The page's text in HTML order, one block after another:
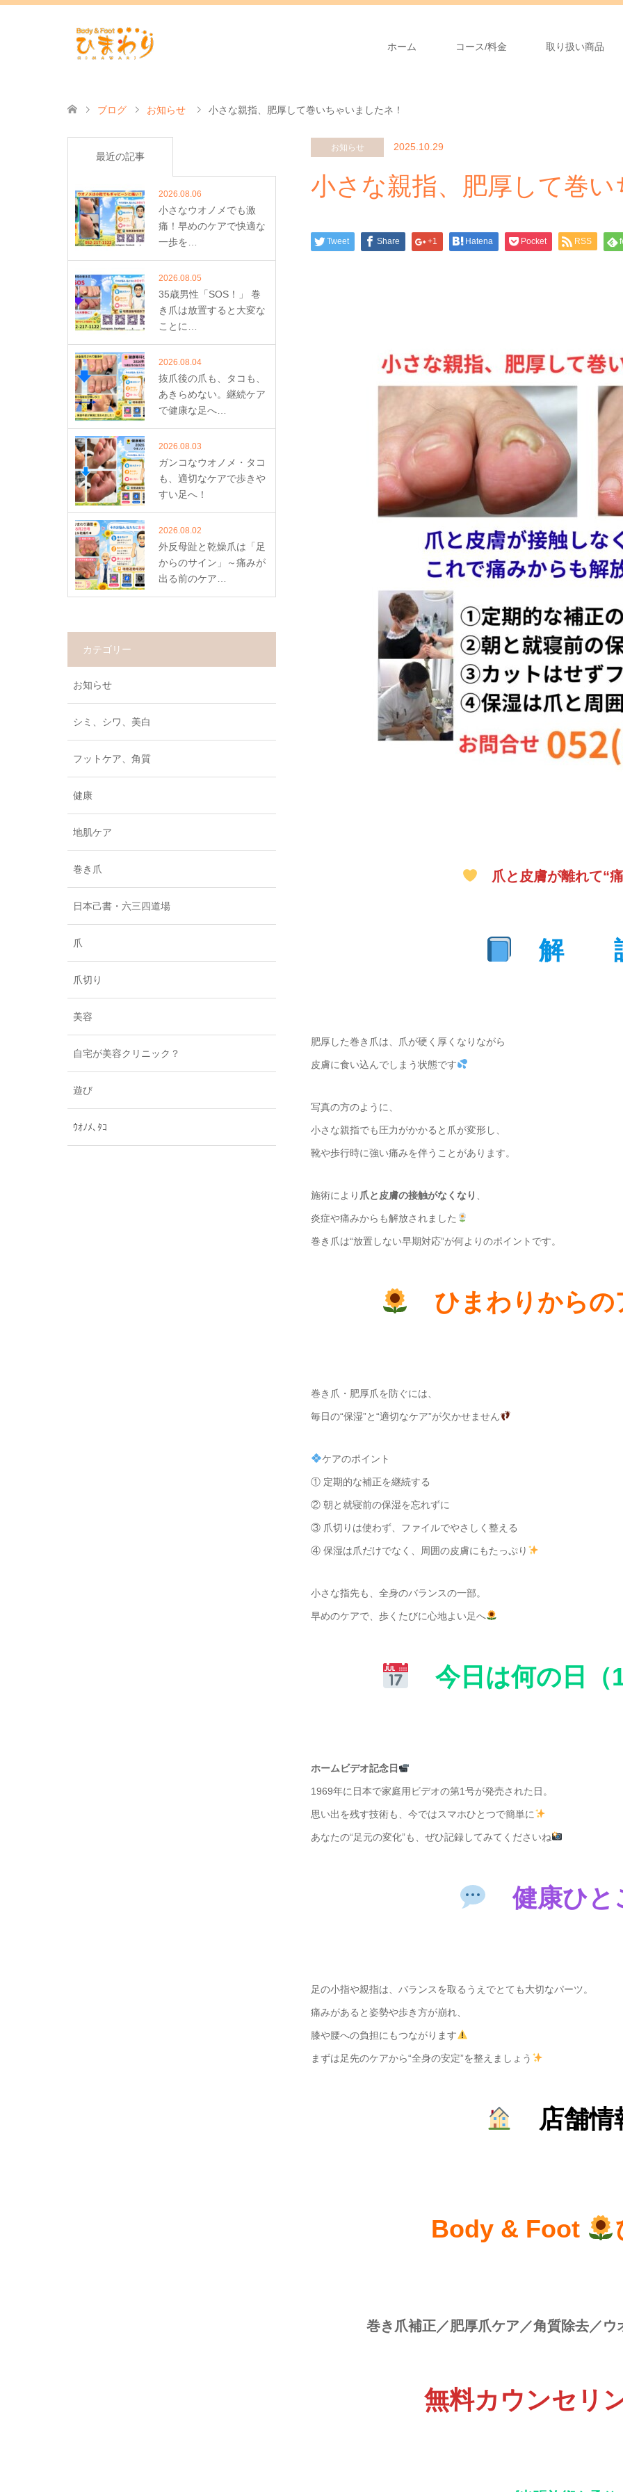
ホーム コース/料金 取り扱い商品
ブログ お知らせ 小さな親指、肥厚して巻いちゃいましたネ！
お知らせ 2025.10.29
小さな親指、肥厚して巻
Tweet Share +1 Hatena Pocket RSS
爪と皮膚が離れて“
解
肥厚した巻き爪は、爪が硬く厚くなりながら
皮膚に食い込んでしまう状態です
写真の方のように、
小さな親指でも圧力がかかると爪が変形し、
靴や歩行時に強い痛みを伴うことがあります。
施術により 爪と皮膚の接触がなくなり
炎症や痛みからも解放されました
巻き爪は“放置しない早期対応”が何よりのポイントです。
ひまわりから
巻き爪・肥厚爪を防ぐには、
毎日の“保湿”と“適切なケア”が欠かせません
ケアのポイント
① 定期的な補正を継続する
② 朝と就寝前の保湿を忘れずに
③ 爪切りは使わず、ファイルでやさしく整える
④ 保湿は爪だけでなく、周囲の皮膚にもたっぷり
小さな指先も、全身のバランスの一部。
早めのケアで、歩くたびに心地よい足へ
今日は何の日
ホームビデオ記念日
1969年に日本で家庭用ビデオの第1号が発売された日。
思い出を残す技術も、今ではスマホひとつで簡単に
あなたの“足元の変化”も、ぜひ記録してみてくださいね
健康ひ
足の小指や親指は、バランスを取るうえでとても大切なパーツ。
痛みがあると姿勢や歩き方が崩れ、
膝や腰への負担にもつながります
まずは足先のケアから“全身の安定”を整えましょう
店舗
Body & Foot
巻き爪補正／肥厚爪ケア／角質除去／
無料カウンセリ
最近の記事
2026.08.06
小さなウオノメでも激
痛！早めのケアで快適な
一歩を…
2026.08.05
35歳男性「SOS！」 巻
き爪は放置すると大変な
ことに…
2026.08.04
抜爪後の爪も、タコも、
あきらめない。継続ケア
で健康な足へ…
2026.08.03
ガンコなウオノメ・タコ
も、適切なケアで歩きや
すい足へ！
2026.08.02
外反母趾と乾燥爪は「足
からのサイン」～痛みが
出る前のケア…
カテゴリー
お知らせ
シミ、シワ、美白
フットケア、角質
健康
地肌ケア
巻き爪
日本己書・六三四道場
爪
爪切り
美容
自宅が美容クリニック？
遊び
ｳｵﾉﾒ､ﾀｺ